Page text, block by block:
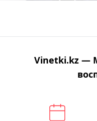
Vinetki.kz —